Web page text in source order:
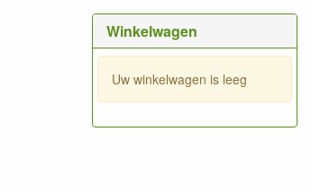
Winkelwagen
Uw winkelwagen is leeg